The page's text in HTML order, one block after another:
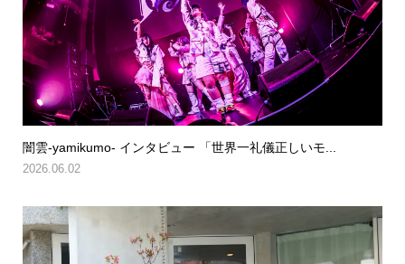
闇雲-yamikumo- インタビュー 「世界一礼儀正しいモ...
2026.06.02